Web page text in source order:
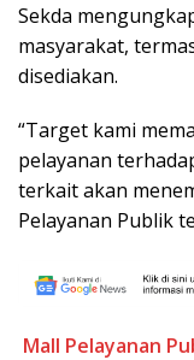
Sekda
masyarakat,
disediakan.
“Target kami
pelayanan
terkait akan
Pelayanan Publik
Mall Pelayanan